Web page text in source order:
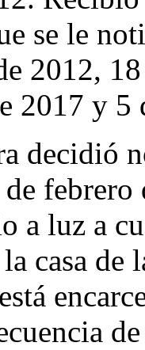
se le
2012,
2017 y
decidió
a luz a
casa de